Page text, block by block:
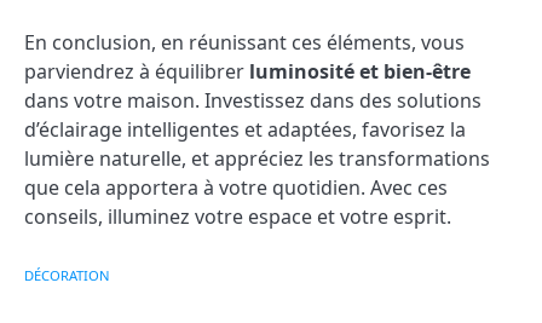
En conclusion, en réunissant ces éléments, vous
parviendrez à équilibrer luminosité et bien-être
dans votre maison. Investissez dans des solutions
d’éclairage intelligentes et adaptées, favorisez la
lumière naturelle, et appréciez les transformations
que cela apportera à votre quotidien. Avec ces
conseils, illuminez votre espace et votre esprit.
DÉCORATION